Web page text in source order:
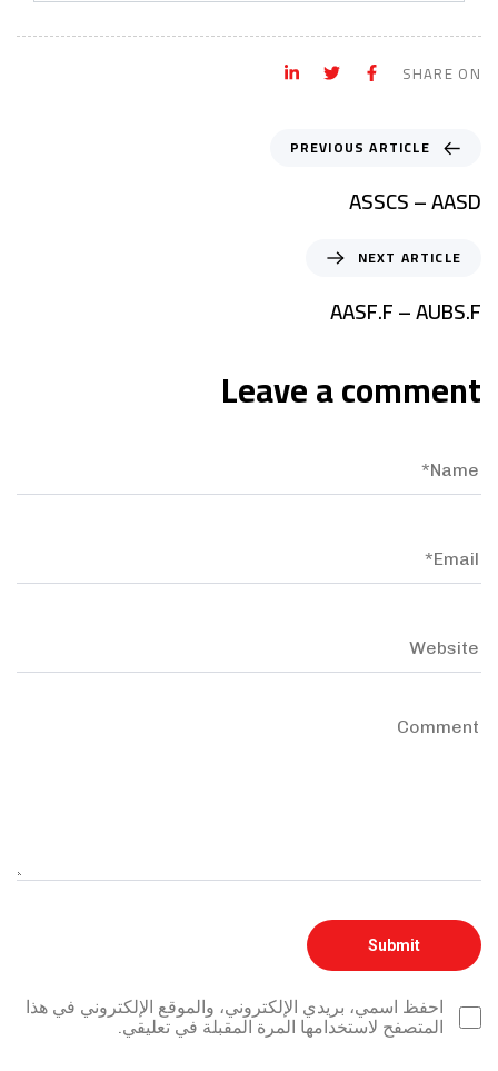
SHARE ON
PREVIOUS ARTICLE
ASSCS – AASD
NEXT ARTICLE
AASF.F – AUBS.F
Leave a comment
احفظ اسمي، بريدي الإلكتروني، والموقع الإلكتروني في هذا
المتصفح لاستخدامها المرة المقبلة في تعليقي.